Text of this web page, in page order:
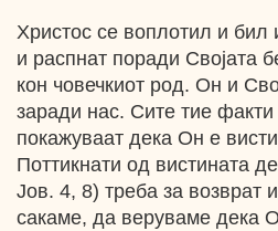
Христос се воплотил и
и распнат поради Својата
кон човечкиот род. Он и
заради нас. Сите тие факти
покажуваат дека Он е
Поттикнати од вистината
Jов. 4, 8) треба за возврат
сакаме, да веруваме дека